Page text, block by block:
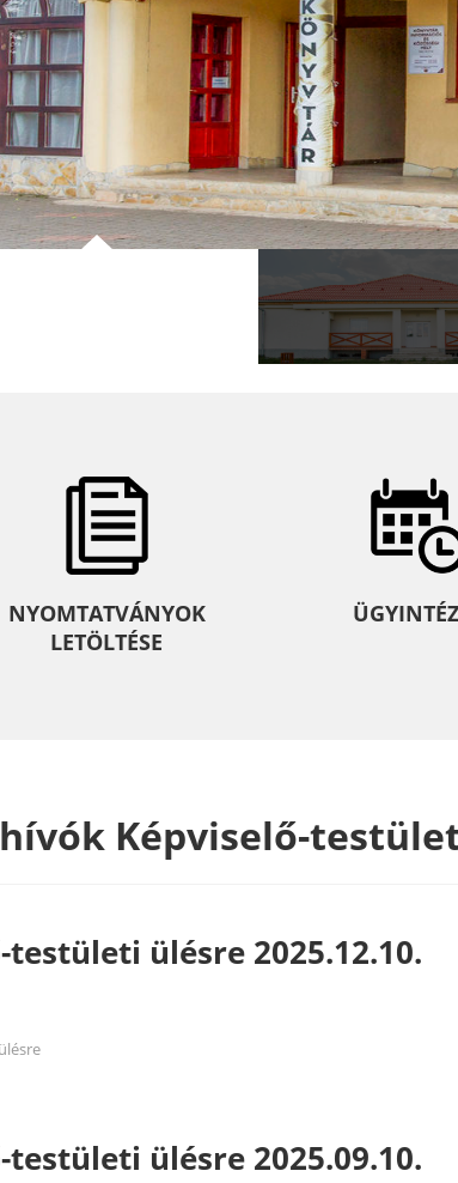
NYOMTATVÁNYOK
LETÖLTÉSE
Képviselő-
ülésre 2025.12.10.
ülésre 2025.09.10.